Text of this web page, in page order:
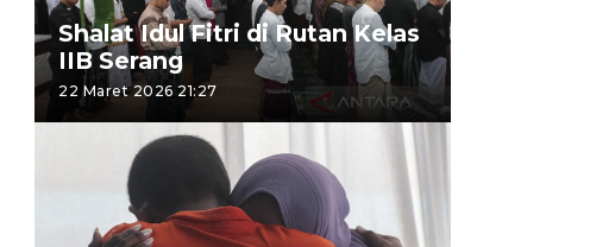
Shalat Idul Fitri di Rutan Kelas
IIB Serang
22 Maret 2026 21:27